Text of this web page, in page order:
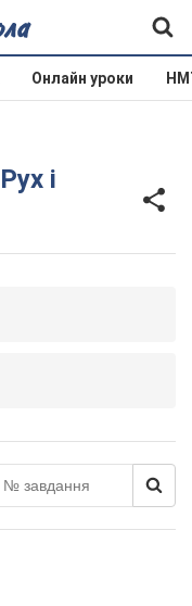
Онлайн уроки